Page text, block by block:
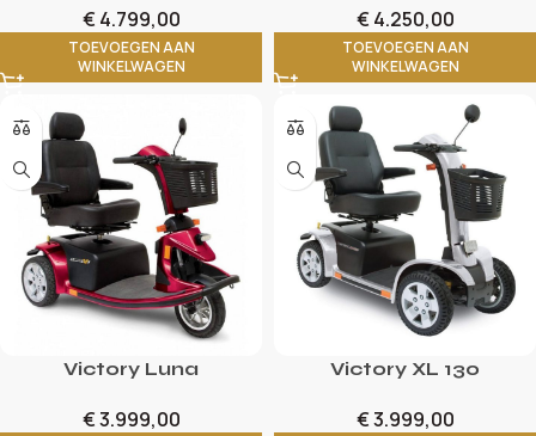
€ 4.799,00
TOEVOEGEN AAN
WINKELWAGEN
€ 4.250,00
TOEVOEGEN AAN
WINKELWAGEN
Victory Luna
€3.999,00
Victory XL 130
€3.999,00